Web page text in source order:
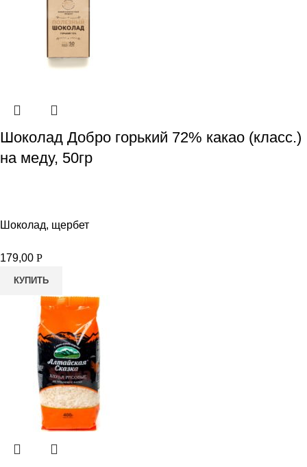
Шоколад Добро горький 72% какао (класс.)
на меду, 50гр
Шоколад, щербет
179,00 Р
КУПИТЬ